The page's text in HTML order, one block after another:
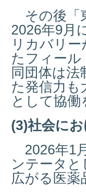
その後「
2026年9月
リカバリ
たフィー
同団体は
た発信力も
として協
(3)社会に
2026年1
ンテータと
広がる医薬